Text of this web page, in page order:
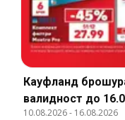
Кауфланд
валидност до
10.08.2026- 16.08.2026